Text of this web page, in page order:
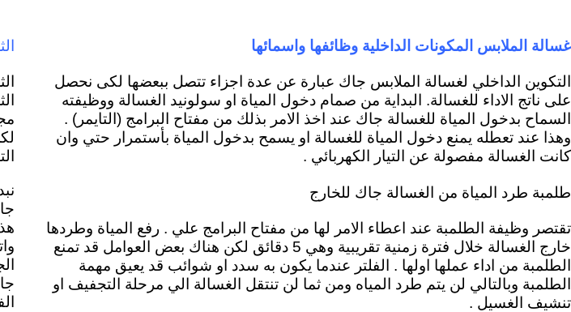
غسالة الملابس المكونات الداخلية وظائفها واسمائها
التكوين الداخلي لغسالة الملابس جاك عبارة عن عدة اجزاء تتصل ببعضها لكى نحصل
على ناتج الاداء للغسالة. البداية من صمام دخول المياة او سولونيد الغسالة ووظيفته
السماح بدخول المياة للغسالة جاك عند اخذ الامر بذلك من مفتاح البرامج (التايمر) .
وهذا عند تعطله يمنع دخول المياة للغسالة او يسمح بدخول المياة بأستمرار حتي وان
كانت الغسالة مفصولة عن التيار الكهربائي .
طلمبة طرد المياة من الغسالة جاك للخارج
تقتصر وظيفة الطلمبة عند اعطاء الامر لها من مفتاح البرامج علي . رفع المياة وطردها
خارج الغسالة خلال فترة زمنية تقريبية وهي 5 دقائق لكن هناك بعض العوامل قد تمنع
الطلمبة من اداء عملها اولها . الفلتر عندما يكون به سدد او شوائب قد يعيق مهمة
الطلمبة وبالتالي لن يتم طرد المياه ومن ثما لن تنتقل الغسالة الي مرحلة التجفيف او
تنشيف الغسيل .